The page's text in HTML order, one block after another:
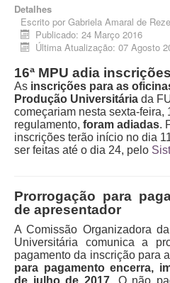
Detalhes
Escrito por Gabriela Amaral de
Publicado: 24 Março 2016
Última Atualização: 07 Agosto
16ª MPU adia
As inscrições para as
Produção Universitária da
começariam nesta sexta-feira,
regulamento, foram adiadas.
inscrições terão início no dia
ser feitas até o dia 24, pelo
Prorrogação para
de apresentador
A Comissão Organizadora
Universitária comunica a
pagamento da inscrição para
para pagamento encerra,